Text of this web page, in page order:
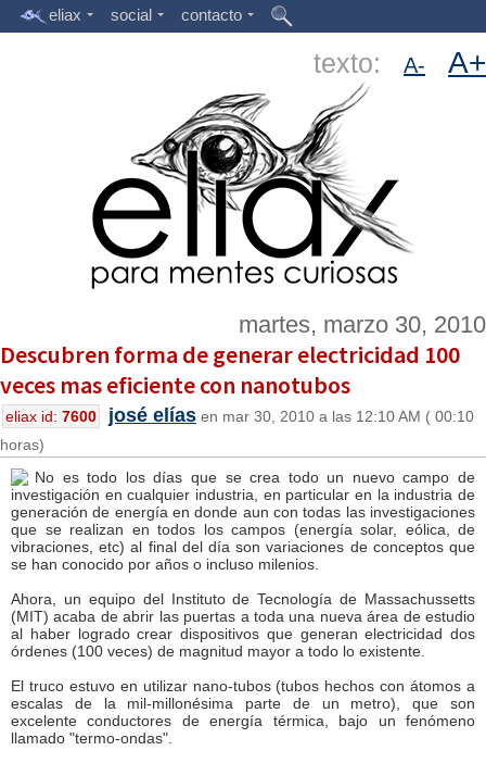
eliax social contacto
texto: A- A+
martes, marzo 30, 2010
Descubren forma de generar electricidad 100
veces mas eficiente con nanotubos
eliax id: 7600 josé elías en mar 30, 2010 a las 12:10 AM ( 00:10
horas)
No es todo los días que se crea todo un nuevo campo de
investigación en cualquier industria, en particular en la industria de
generación de energía en donde aun con todas las investigaciones
que se realizan en todos los campos (energía solar, eólica, de
vibraciones, etc) al final del día son variaciones de conceptos que
se han conocido por años o incluso milenios.
Ahora, un equipo del Instituto de Tecnología de Massachussetts
(MIT) acaba de abrir las puertas a toda una nueva área de estudio
al haber logrado crear dispositivos que generan electricidad dos
órdenes (100 veces) de magnitud mayor a todo lo existente.
El truco estuvo en utilizar nano-tubos (tubos hechos con átomos a
escalas de la mil-millonésima parte de un metro), que son
excelente conductores de energía térmica, bajo un fenómeno
llamado "termo-ondas".